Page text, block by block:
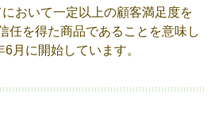
おいて一定以上の顧客満足度を
任を得た商品であることを意味し
月に開始しています。